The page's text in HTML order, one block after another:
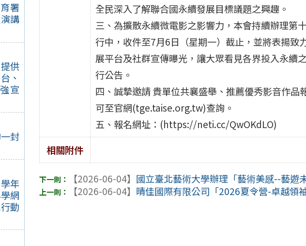
署
講
供
、
宣
封
年
網
動
全民深入了解聯合國永續發展目標議題之興趣。
三、為擴散永續微電影之影響力，本會持續辦理第
行中，收件至7月6日（星期一）截止，並將表揚致
展平台及社群宣傳曝光，讓大眾看見各界投入永續
行公告。
四、誠摯邀請 貴單位共襄盛舉、推薦優秀影音作
可至官網(tge.taise.org.tw)查詢。
五、報名網址：(https://neti.cc/QwOKdLO)
相關附件
【2026-06-04】 國立臺北藝術大學辦理「藝術美感--藝遊
【2026-06-04】 晴佳國際有限公司「2026夏令營-卓越領